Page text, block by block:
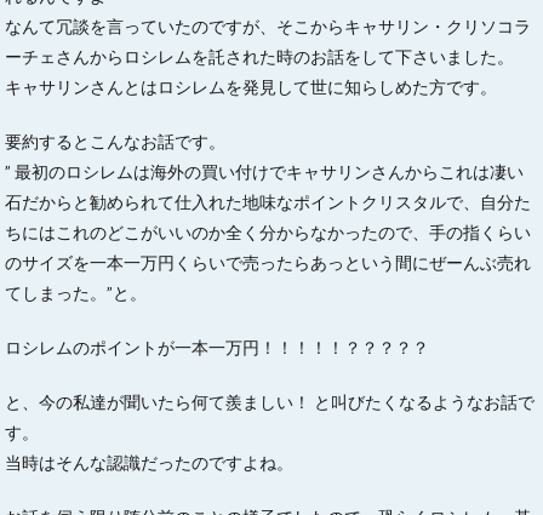
なんて冗談を言っていたのですが、そこからキャサリン・クリソコラ
ーチェさんからロシレムを託された時のお話をして下さいました。
キャサリンさんとはロシレムを発見して世に知らしめた方です。
要約するとこんなお話です。
” 最初のロシレムは海外の買い付けでキャサリンさんからこれは凄い
石だからと勧められて仕入れた地味なポイントクリスタルで、自分た
ちにはこれのどこがいいのか全く分からなかったので、手の指くらい
のサイズを一本一万円くらいで売ったらあっという間にぜーんぶ売れ
てしまった。”と。
ロシレムのポイントが一本一万円！！！！！？？？？？
と、今の私達が聞いたら何て羨ましい！ と叫びたくなるようなお話で
す。
当時はそんな認識だったのですよね。